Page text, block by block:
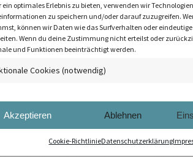
ein optimales Erlebnis zu bieten, verwenden wir
zu speichern und/oder darauf zuzugreifen.
können wir Daten wie das Surfverhalten oder eindeutige
Wenn du deine Zustimmung nicht erteilst oder
und Funktionen beeinträchtigt werden.
Cookies (notwendig)
Akzeptieren Ablehnen
Cookie-RichtlinieDatenschutzerklärung
ist es ausreichend, wenn die
führender Mangel der
Mietminderung ist immer vom
es, weil es mit einem erheblichen
berechtigt, sich über die Minderung hinaus
die Mängel nicht beseitigt, seiner
um den Vermieter zur